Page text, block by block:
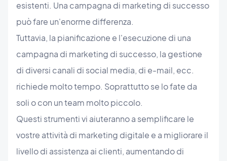
esistenti. Una campagna di marketing di successo
può fare un'enorme differenza.
Tuttavia, la pianificazione e l'esecuzione di una
campagna di marketing di successo, la gestione
di diversi canali di social media, di e-mail, ecc.
richiede molto tempo. Soprattutto se lo fate da
soli o con un team molto piccolo.
Questi strumenti vi aiuteranno a semplificare le
vostre attività di marketing digitale e a migliorare il
livello di assistenza ai clienti, aumentando di